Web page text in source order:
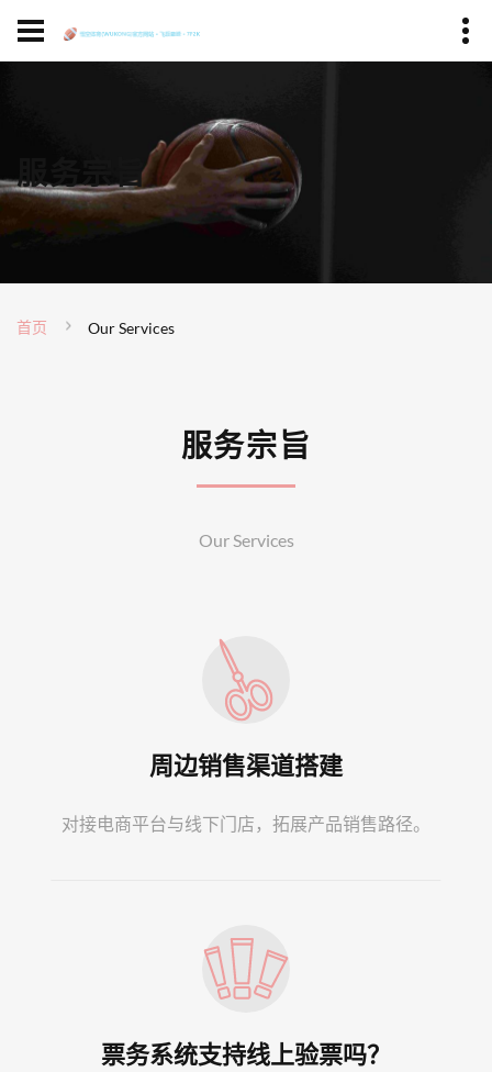
服务宗旨
首页 Our Services
服务宗旨
Our Services
周边销售渠道搭建
对接电商平台与线下门店，拓展产品销售路径。
票务系统支持线上验票吗？